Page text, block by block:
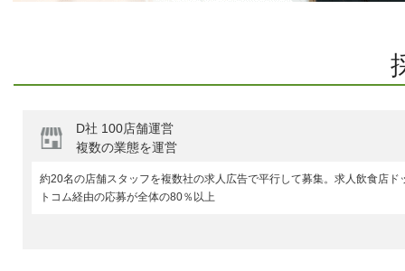
D社 100店舗運営
複数の業態を運営
約20名の店舗スタッフを複数社の求人広告で平行して募集。求人飲食店ド
トコム経由の応募が全体の80％以上